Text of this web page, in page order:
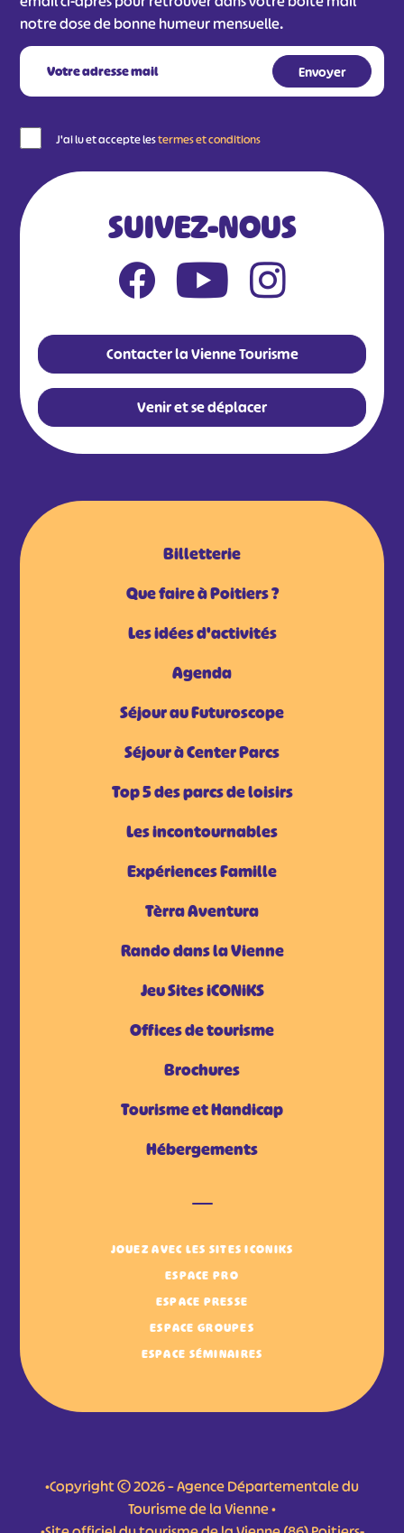
notre dose de bonne humeur mensuelle.
J'ai lu et accepte lestermes et conditions
SUIVEZ-NOUS
Contacter la Vienne Tourisme
Venir et se déplacer
Billetterie
Que faire à Poitiers ?
Les idées d'activités
Agenda
Séjour au Futuroscope
Séjour à Center Parcs
Top 5 des parcs de loisirs
Les incontournables
Expériences Famille
Tèrra Aventura
Rando dans la Vienne
Jeu Sites iCONiKS
Offices de tourisme
Brochures
Tourisme et Handicap
Hébergements
JOUEZ AVEC LES SITES ICONIKS
ESPACE PRO
ESPACE PRESSE
ESPACE GROUPES
ESPACE SÉMINAIRES
•Copyright © 2026 – Agence Départementale du
Tourisme de la Vienne •
#